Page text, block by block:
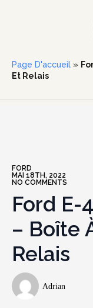
Page D'accueil »
Et Relais
FORD
MAI 18TH, 2022
NO COMMENTS
Ford E-
– Boîte
Relais
Adrian